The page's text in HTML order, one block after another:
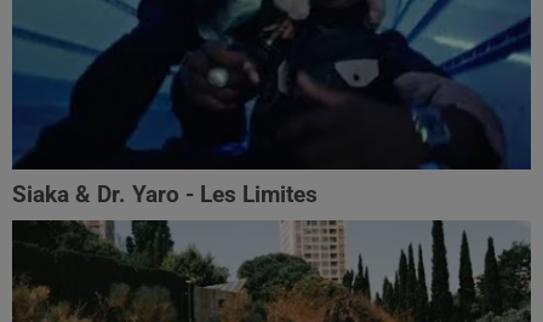
Siaka & Dr. Yaro - Les Limites